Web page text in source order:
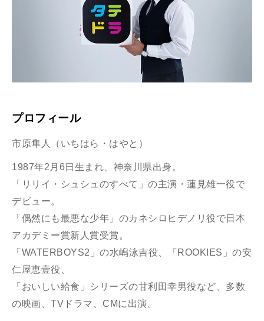
プロフィール
市原隼人（いちはら・はやと）
1987年2月6日生まれ、神奈川県出身。
「リリイ・シュシュのすべて」の主演・蓮見雄一役で
デビュー。
「偶然にも最悪な少年」のカネシロヒデノリ役で日本
アカデミー賞新人賞受賞。
「WATERBOYS2」の水嶋泳吉役、「ROOKIES」の安
仁屋恵壹役、
「おいしい給食」シリーズの甘利田幸男役など、多数
の映画、TVドラマ、CMに出演。